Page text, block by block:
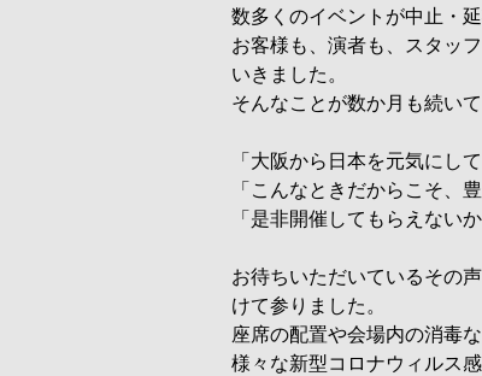
数多くのイベントが中止・
お客様も、演者も、スタッ
いきました。
そんなことが数か月も続い
「大阪から日本を元気にして
「こんなときだからこそ、
「是非開催してもらえないか
お待ちいただいているその
けて参りました。
座席の配置や会場内の消毒
様々な新型コロナウィルス